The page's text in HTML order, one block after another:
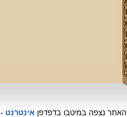
האתר נצפהבמיטבו בדפדפןאינטרנט -